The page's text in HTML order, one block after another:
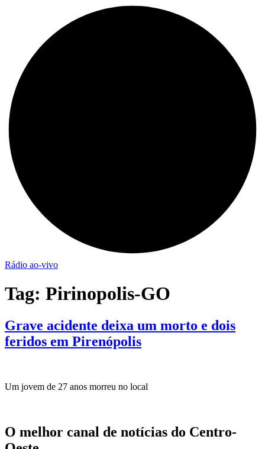
Rádio ao-vivo
Tag: Pirinopolis-GO
Grave acidente deixa um morto e dois
feridos em Pirenópolis
Um jovem de 27 anos morreu no local
O melhor canal de notícias do Centro-